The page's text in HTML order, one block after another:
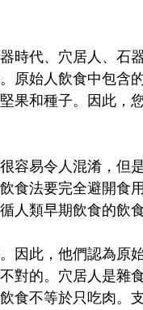
時代、穴居人、石
原始人飲食中包含
果和種子。因此，
容易令人混淆，但
食法要完全避開食
人類早期飲食的飲
因此，他們認為原
對的。穴居人是雜
食不等於只吃肉。